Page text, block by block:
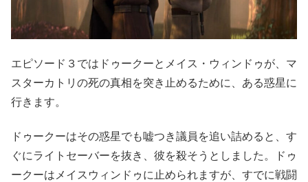
エピソード３ではドゥークーとメイス・ウィンドゥが、マ
スターカトリの死の真相を突き止めるために、ある惑星に
行きます。
ドゥークーはその惑星でも嘘つき議員を追い詰めると、す
ぐにライトセーバーを抜き、彼を殺そうとしました。ドゥ
ークーはメイスウィンドゥに止められますが、すでに戦闘